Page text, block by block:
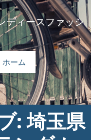
ディースファッシ
ホーム
: 埼玉県